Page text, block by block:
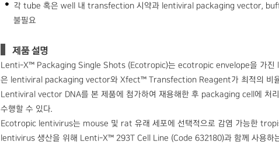
각 tube 혹은 well 내 transfection 시약과 lentiviral packaging vector,
불필요
제품 설명
Lenti-X™ Packaging Single Shots (Ecotropic)는 ecotropic envelope을 가진
은 lentiviral packaging vector와 Xfect™ Transfection Reagent가 최적의 비
Lentiviral vector DNA를 본 제품에 첨가하여 재용해한 후 packaging cell에
수행할 수 있다.
Ecotropic lentivirus는 mouse 및 rat 유래 세포에 선택적으로 감염 가능한
lentivirus 생산을 위해 Lenti-X™ 293T Cell Line (Code 632180)과 함께 사용하